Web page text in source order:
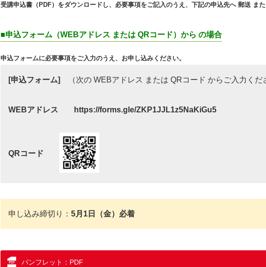
受講申込書（PDF）をダウンロードし、必要事項をご記入のうえ、下記の申込先へ 郵送 また
■申込フォーム（WEBアドレス または QRコード）から の場合
申込フォームに必要事項をご入力のうえ、お申し込みください。
[申込フォーム] （次の WEBアドレス または QRコード からご入力くだ
WEBアドレス https://forms.gle/ZKP1JJL1z5NaKiGu5
QRコード
申し込み締切り： 5月1日（金）必着
パンフレット：PDF